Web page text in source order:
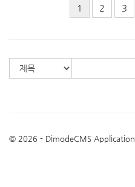
1 2 3
© 2026 - DimodeCMS Application